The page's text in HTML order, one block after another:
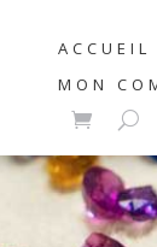
ACCUEIL
MON